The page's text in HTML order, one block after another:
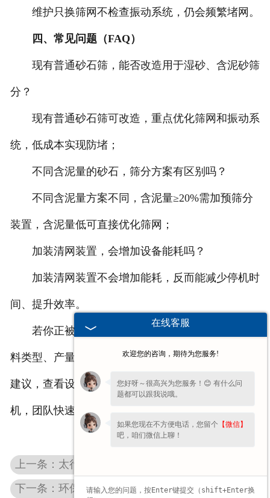
维护只换筛网不检查振动系统，仍会频繁堵网。
四、常见问题（FAQ）
现有普通砂石筛，能否改造用于湿砂、含泥砂筛
分？
现有普通砂石筛可改造，重点优化筛网和振动系
统，低成本实现防堵；
不同含泥量的砂石，筛分方案有区别吗？
不同含泥量方案不同，含泥量≥20%需加预筛分
装置，含泥量低可直接优化筛网；
加装清网装置，会增加设备能耗吗？
加装清网装置不会增加能耗，反而能减少停机时
间、提升效率。
若你正被砂石筛堵网问题困扰，欢迎留言说明物
料类型、产量需求，即可获取一对一防堵方案、选型
建议，查看设备实拍及改造案例，咨询报价、预约试
机，团队快速响应，帮你解决堵网难题。
下一条：环保封闭筛分设备，兼顾抑尘降噪与生产效率
在线客服
欢迎您的咨询，期待为您服务!
您好呀～很高兴为您服务！😊 有什么问
题都可以跟我说哦。
如果您现在不方便电话，您留个 【微信】
吧，咱们微信上聊！